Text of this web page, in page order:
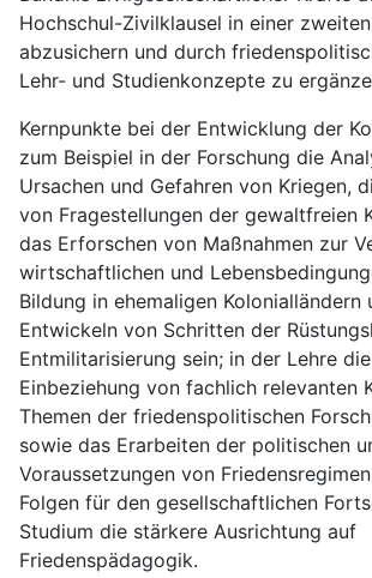
Hochschul-Zivilklausel in einer
abzusichern und durch
Lehr- und Studienkonzepte zu
Kernpunkte bei der Entwicklung der
zum Beispiel in der Forschung die
Ursachen und Gefahren von Kriegen,
von Fragestellungen der gewaltfreien
das Erforschen von Maßnahmen zur
wirtschaftlichen und
Bildung in ehemaligen Kolonialländern
Entwickeln von Schritten der
Entmilitarisierung sein; in der Lehre
Einbeziehung von fachlich relevanten
Themen der friedenspolitischen
sowie das Erarbeiten der politischen
Voraussetzungen von
Folgen für den gesellschaftlichen
Studium die stärkere Ausrichtung auf
Friedenspädagogik.